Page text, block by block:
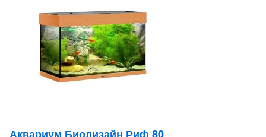
Аквариум Биодизайн Риф 80